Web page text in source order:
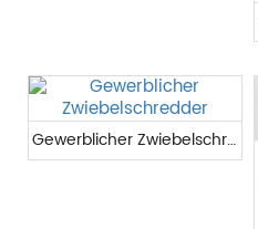
Gewerblicher Zwiebelschredder